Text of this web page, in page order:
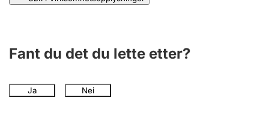
Fant du det du lette etter?
Ja Nei